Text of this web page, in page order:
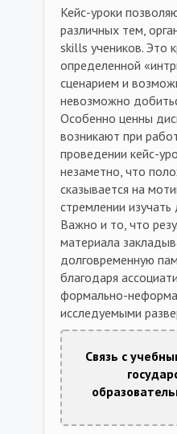
Кейс-уроки
различных тем,
skills учеников. Это
определенной
сценарием и
невозможно
Особенно ценны
возникают при
проведении кейс-
незаметно, что
сказывается на
стремлении изучать
Важно и то, что
материала
долговременную
благодаря
формально-
исследуемыми
Связь с